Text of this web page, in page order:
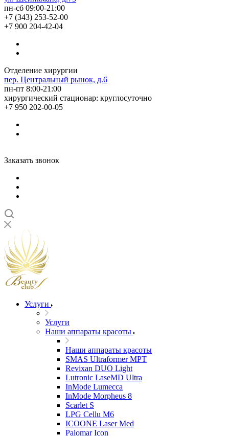
пн-сб 09:00-21:00
+7 (343) 253-52-00
+7 900 204-42-04
Отделение хирургии
пер. Центральный рынок, д.6
пн-пт 8:00-21:00
хирургический стационар: круглосуточно
+7 950 202-00-05
Заказать звонок
Услуги
Услуги
Наши аппараты красоты
Наши аппараты красоты
SMAS Ultraformer MPT
Revixan DUO Light
Lutronic LaseMD Ultra
InMode Lumecca
InMode Morpheus 8
Scarlet S
LPG Cellu M6
ICOONE Laser Med
Palomar Icon